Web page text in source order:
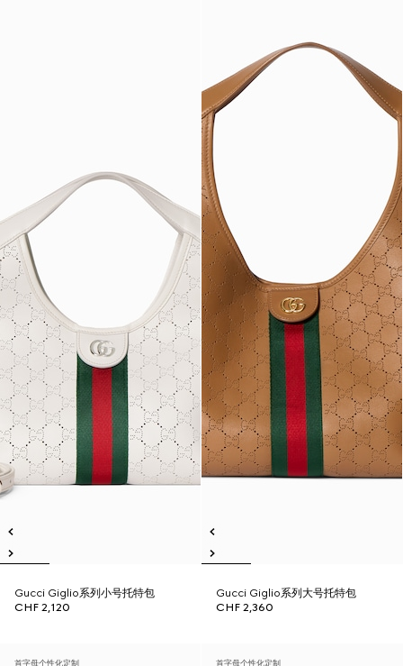
Gucci Giglio系列小号托特包
CHF 2,120
Gucci Giglio系列大号托特包
CHF 2,360
首字母个性化定制 首字母个性化定制